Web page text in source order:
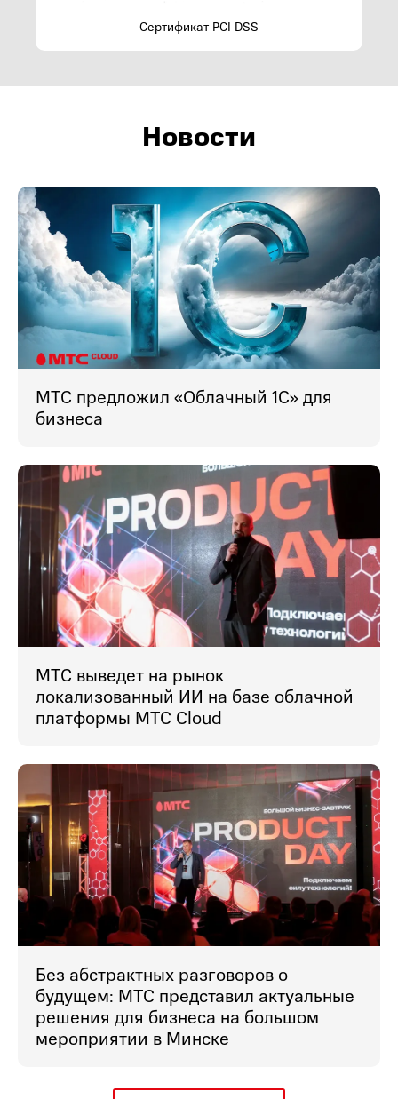
Сертификат PCI DSS
Новости
МТС предложил «Облачный 1С» для
бизнеса
МТС выведет на рынок
локализованный ИИ на базе облачной
платформы МТС Cloud
Без абстрактных разговоров о
будущем: МТС представил актуальные
решения для бизнеса на большом
мероприятии в Минске